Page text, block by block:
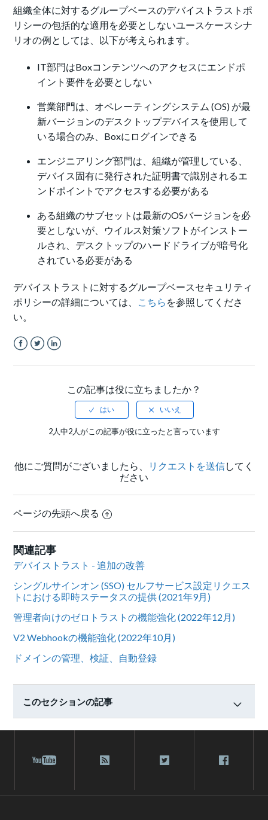
組織全体に対するグループベースのデバイストラストポ
リシーの包括的な適用を必要としないユースケースシナ
リオの例としては、以下が考えられます。
IT部門はBoxコンテンツへのアクセスにエンドポ
イント要件を必要としない
営業部門は、オペレーティングシステム (OS) が最
新バージョンのデスクトップデバイスを使用して
いる場合のみ、Boxにログインできる
エンジニアリング部門は、組織が管理している、
デバイス固有に発行された証明書で識別されるエ
ンドポイントでアクセスする必要がある
ある組織のサブセットは最新のOSバージョンを必
要としないが、ウイルス対策ソフトがインストー
ルされ、デスクトップのハードドライブが暗号化
されている必要がある
デバイストラストに対するグループベースセキュリティ
ポリシーの詳細については、 こちら を参照してくださ
い。
この記事は役に立ちましたか？
2人中2人がこの記事が役に立ったと言っています
他にご質問がございましたら、 リクエストを送信してく
ださい
ページの先頭へ戻る
関連記事
デバイストラスト - 追加の改善
シングルサインオン (SSO) セルフサービス設定リクエス
トにおける即時ステータスの提供 (2021年9月)
管理者向けのゼロトラストの機能強化 (2022年12月)
V2 Webhookの機能強化 (2022年10月)
ドメインの管理、検証、自動登録
このセクションの記事